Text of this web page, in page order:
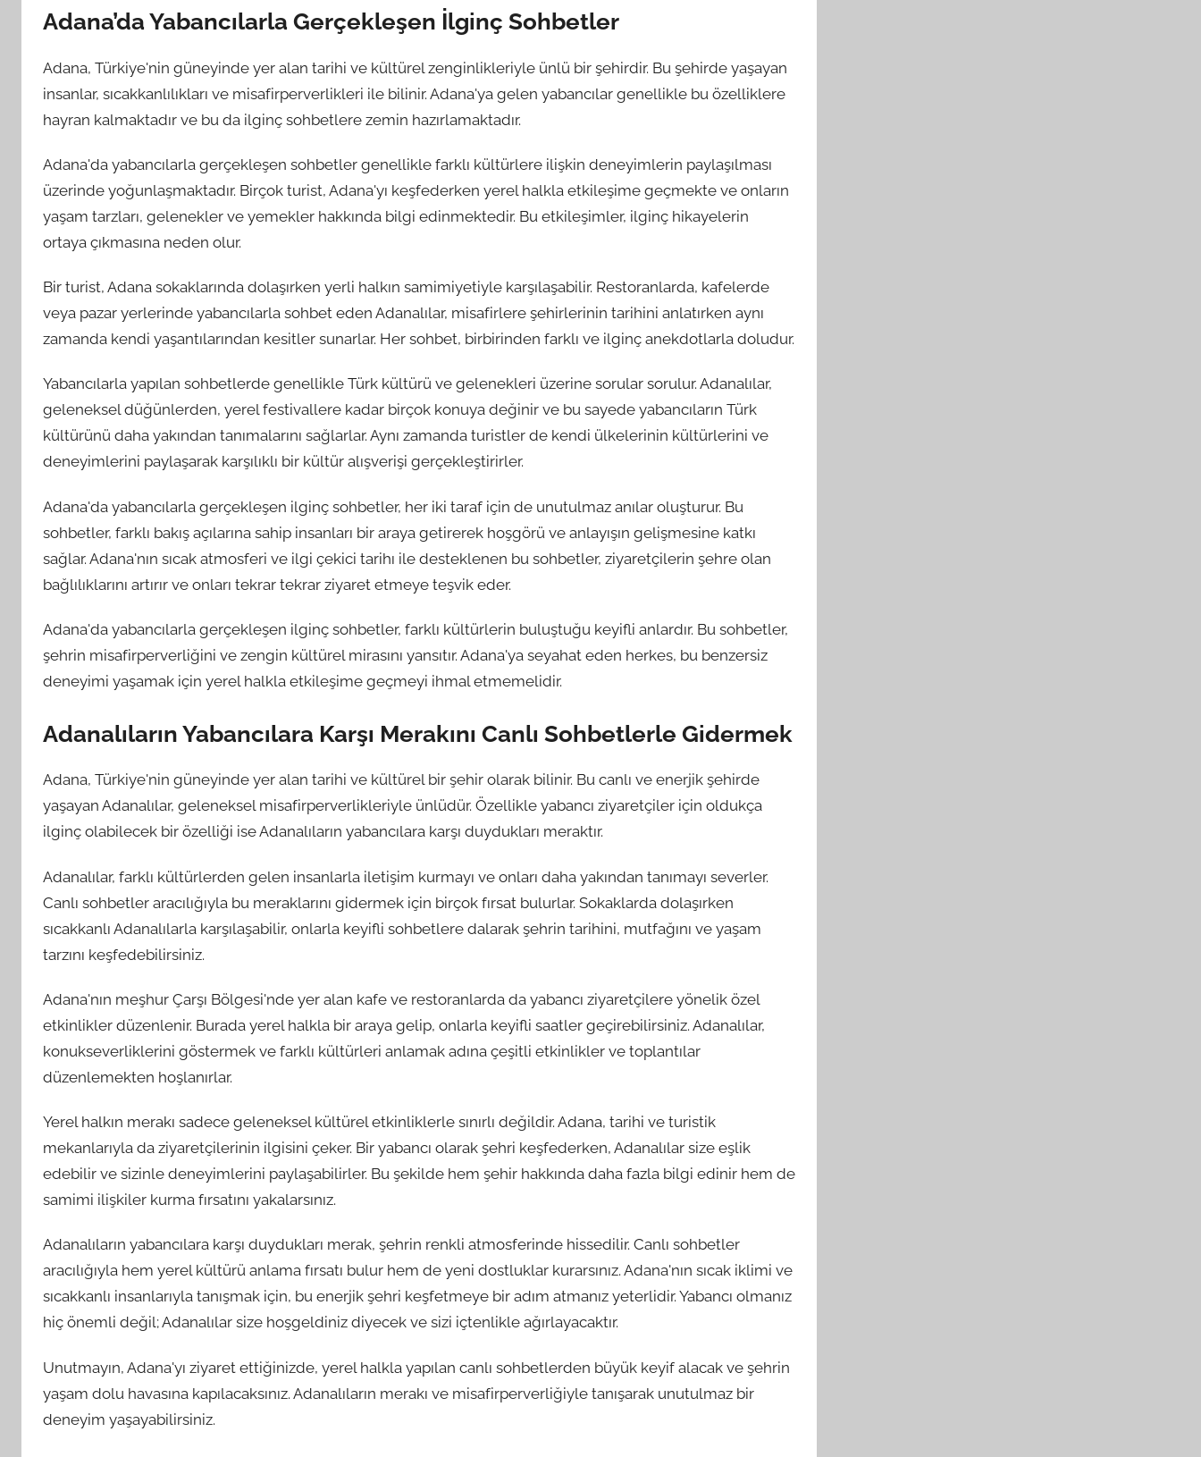
Adana’da Yabancılarla Gerçekleşen İlginç Sohbetler
Adana, Türkiye'nin güneyinde yer alan tarihi ve kültürel zenginlikleriyle ünlü bir şehirdir. Bu şehirde yaşayan
insanlar, sıcakkanlılıkları ve misafirperverlikleri ile bilinir. Adana'ya gelen yabancılar genellikle bu özelliklere
hayran kalmaktadır ve bu da ilginç sohbetlere zemin hazırlamaktadır.
Adana'da yabancılarla gerçekleşen sohbetler genellikle farklı kültürlere ilişkin deneyimlerin paylaşılması
üzerinde yoğunlaşmaktadır. Birçok turist, Adana'yı keşfederken yerel halkla etkileşime geçmekte ve onların
yaşam tarzları, gelenekler ve yemekler hakkında bilgi edinmektedir. Bu etkileşimler, ilginç hikayelerin
ortaya çıkmasına neden olur.
Bir turist, Adana sokaklarında dolaşırken yerli halkın samimiyetiyle karşılaşabilir. Restoranlarda, kafelerde
veya pazar yerlerinde yabancılarla sohbet eden Adanalılar, misafirlere şehirlerinin tarihini anlatırken aynı
zamanda kendi yaşantılarından kesitler sunarlar. Her sohbet, birbirinden farklı ve ilginç anekdotlarla doludur.
Yabancılarla yapılan sohbetlerde genellikle Türk kültürü ve gelenekleri üzerine sorular sorulur. Adanalılar,
geleneksel düğünlerden, yerel festivallere kadar birçok konuya değinir ve bu sayede yabancıların Türk
kültürünü daha yakından tanımalarını sağlarlar. Aynı zamanda turistler de kendi ülkelerinin kültürlerini ve
deneyimlerini paylaşarak karşılıklı bir kültür alışverişi gerçekleştirirler.
Adana'da yabancılarla gerçekleşen ilginç sohbetler, her iki taraf için de unutulmaz anılar oluşturur. Bu
sohbetler, farklı bakış açılarına sahip insanları bir araya getirerek hoşgörü ve anlayışın gelişmesine katkı
sağlar. Adana'nın sıcak atmosferi ve ilgi çekici tarihı ile desteklenen bu sohbetler, ziyaretçilerin şehre olan
bağlılıklarını artırır ve onları tekrar tekrar ziyaret etmeye teşvik eder.
Adana'da yabancılarla gerçekleşen ilginç sohbetler, farklı kültürlerin buluştuğu keyifli anlardır. Bu sohbetler,
şehrin misafirperverliğini ve zengin kültürel mirasını yansıtır. Adana'ya seyahat eden herkes, bu benzersiz
deneyimi yaşamak için yerel halkla etkileşime geçmeyi ihmal etmemelidir.
Adanalıların Yabancılara Karşı Merakını Canlı Sohbetlerle Gidermek
Adana, Türkiye'nin güneyinde yer alan tarihi ve kültürel bir şehir olarak bilinir. Bu canlı ve enerjik şehirde
yaşayan Adanalılar, geleneksel misafirperverlikleriyle ünlüdür. Özellikle yabancı ziyaretçiler için oldukça
ilginç olabilecek bir özelliği ise Adanalıların yabancılara karşı duydukları meraktır.
Adanalılar, farklı kültürlerden gelen insanlarla iletişim kurmayı ve onları daha yakından tanımayı severler.
Canlı sohbetler aracılığıyla bu meraklarını gidermek için birçok fırsat bulurlar. Sokaklarda dolaşırken
sıcakkanlı Adanalılarla karşılaşabilir, onlarla keyifli sohbetlere dalarak şehrin tarihini, mutfağını ve yaşam
tarzını keşfedebilirsiniz.
Adana'nın meşhur Çarşı Bölgesi'nde yer alan kafe ve restoranlarda da yabancı ziyaretçilere yönelik özel
etkinlikler düzenlenir. Burada yerel halkla bir araya gelip, onlarla keyifli saatler geçirebilirsiniz. Adanalılar,
konukseverliklerini göstermek ve farklı kültürleri anlamak adına çeşitli etkinlikler ve toplantılar
düzenlemekten hoşlanırlar.
Yerel halkın merakı sadece geleneksel kültürel etkinliklerle sınırlı değildir. Adana, tarihi ve turistik
mekanlarıyla da ziyaretçilerinin ilgisini çeker. Bir yabancı olarak şehri keşfederken, Adanalılar size eşlik
edebilir ve sizinle deneyimlerini paylaşabilirler. Bu şekilde hem şehir hakkında daha fazla bilgi edinir hem de
samimi ilişkiler kurma fırsatını yakalarsınız.
Adanalıların yabancılara karşı duydukları merak, şehrin renkli atmosferinde hissedilir. Canlı sohbetler
aracılığıyla hem yerel kültürü anlama fırsatı bulur hem de yeni dostluklar kurarsınız. Adana'nın sıcak iklimi ve
sıcakkanlı insanlarıyla tanışmak için, bu enerjik şehri keşfetmeye bir adım atmanız yeterlidir. Yabancı olmanız
hiç önemli değil; Adanalılar size hoşgeldiniz diyecek ve sizi içtenlikle ağırlayacaktır.
Unutmayın, Adana'yı ziyaret ettiğinizde, yerel halkla yapılan canlı sohbetlerden büyük keyif alacak ve şehrin
yaşam dolu havasına kapılacaksınız. Adanalıların merakı ve misafirperverliğiyle tanışarak unutulmaz bir
deneyim yaşayabilirsiniz.